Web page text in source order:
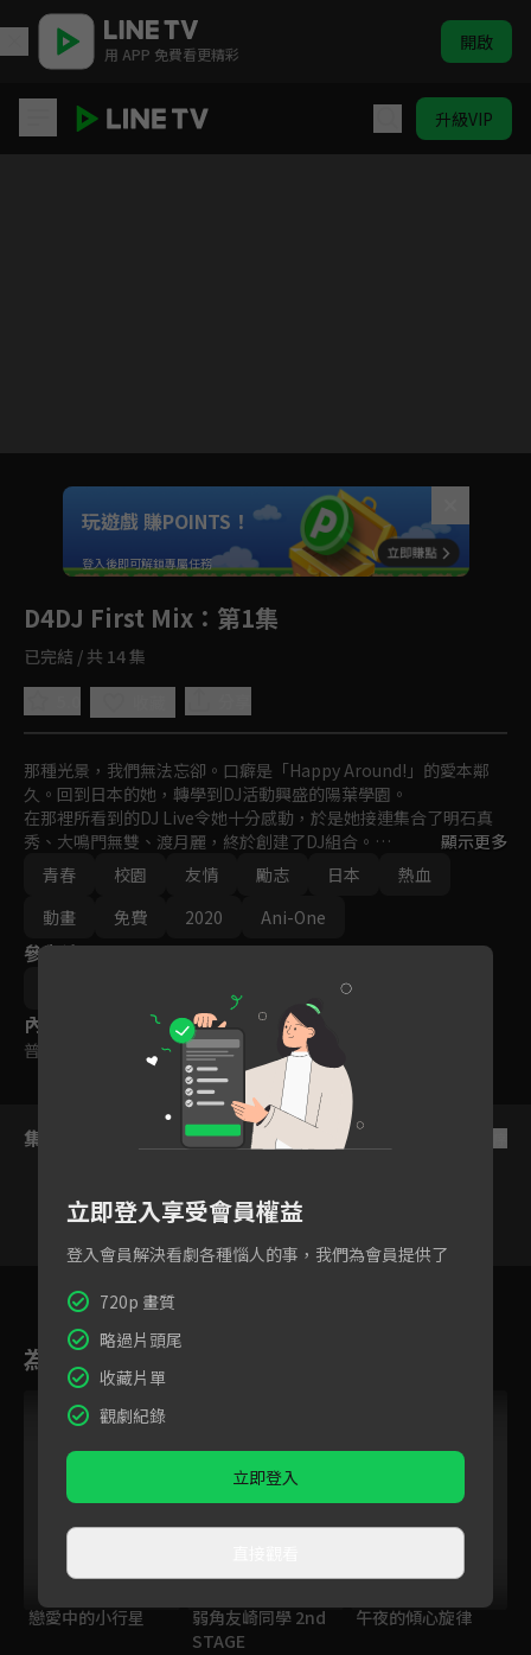
用 APP 免費看更精彩 開啟
升級VIP
Unmute
如有不便請見諒
玩遊戲 賺POINTS！
登入後即可解鎖專屬任務
D4DJ First Mix ：第1集
已完結 / 共 14 集
那種光景，我們無法忘卻。口癖是「Happy Around!」的愛本鄰
久。回到日本的她，轉學到DJ活動興盛的陽葉學園。
在那裡所看到的DJ Live令她十分感動，於是她接連集合了明石真
秀、大鳴門無雙、渡月麗，終於創建了DJ組合。
在與Peaky P-key、Photon Maiden等校內DJ組合交流的過程中，
鄰久等人逐漸邁上大型舞台……！
顯示更多
青春
校園 友情 勵志 日本
熱血
動畫
免費 2020 Ani-One
參與演員
內容標籤
普遍級
集數列表
為您推薦
戀愛中的小行星
弱角友崎同學 2nd
STAGE
午夜的傾心旋律
立即登入享受會員權益
登入會員解決看劇各種惱人的事，我們為會員提供了
720p 畫質
略過片頭尾
收藏片單
觀劇紀錄
立即登入